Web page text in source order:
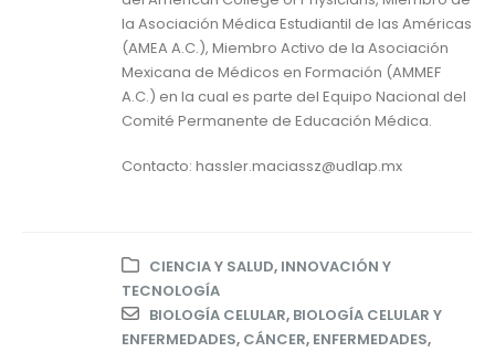
la Asociación Médica Estudiantil de las Américas
(AMEA A.C.), Miembro Activo de la Asociación
Mexicana de Médicos en Formación (AMMEF
A.C.) en la cual es parte del Equipo Nacional del
Comité Permanente de Educación Médica.
Contacto: hassler.maciassz@udlap.mx
CIENCIA Y SALUD, INNOVACIÓN Y
TECNOLOGÍA
BIOLOGÍA CELULAR, BIOLOGÍA CELULAR Y
ENFERMEDADES, CÁNCER, ENFERMEDADES,